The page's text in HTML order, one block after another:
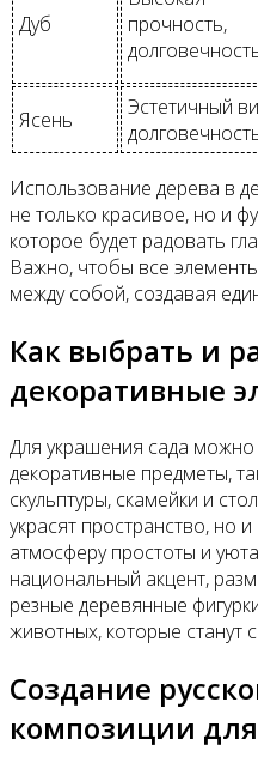
Дуб
прочность,
Ясень
Эстетичный
Использование дерева в
не только красивое, но и
которое будет радовать
Важно, чтобы все
между собой, создавая
Как выбрать и
декоративные
Для украшения сада
декоративные предметы,
скульптуры, скамейки и
украсят пространство, но
атмосферу простоты и
национальный акцент,
резные деревянные
животных, которые станут
Создание
композиции